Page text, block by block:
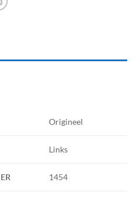
Origineel
Links
1454